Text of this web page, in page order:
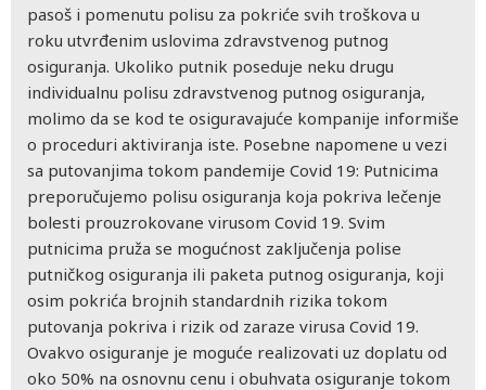
pasoš i pomenutu polisu za pokriće svih troškova u
roku utvrđenim uslovima zdravstvenog putnog
osiguranja. Ukoliko putnik poseduje neku drugu
individualnu polisu zdravstvenog putnog osiguranja,
molimo da se kod te osiguravajuće kompanije informiše
o proceduri aktiviranja iste. Posebne napomene u vezi
sa putovanjima tokom pandemije Covid 19: Putnicima
preporučujemo polisu osiguranja koja pokriva lečenje
bolesti prouzrokovane virusom Covid 19. Svim
putnicima pruža se mogućnost zaključenja polise
putničkog osiguranja ili paketa putnog osiguranja, koji
osim pokrića brojnih standardnih rizika tokom
putovanja pokriva i rizik od zaraze virusa Covid 19.
Ovakvo osiguranje je moguće realizovati uz doplatu od
oko 50% na osnovnu cenu i obuhvata osiguranje tokom